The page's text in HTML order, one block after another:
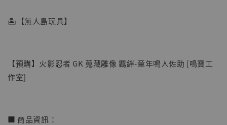
🏝【無人島玩具】
【預購】火影忍者 GK 蒐藏雕像 羈絆-童年鳴人佐助 [鳴寶工
作室]
■ 商品資訊：